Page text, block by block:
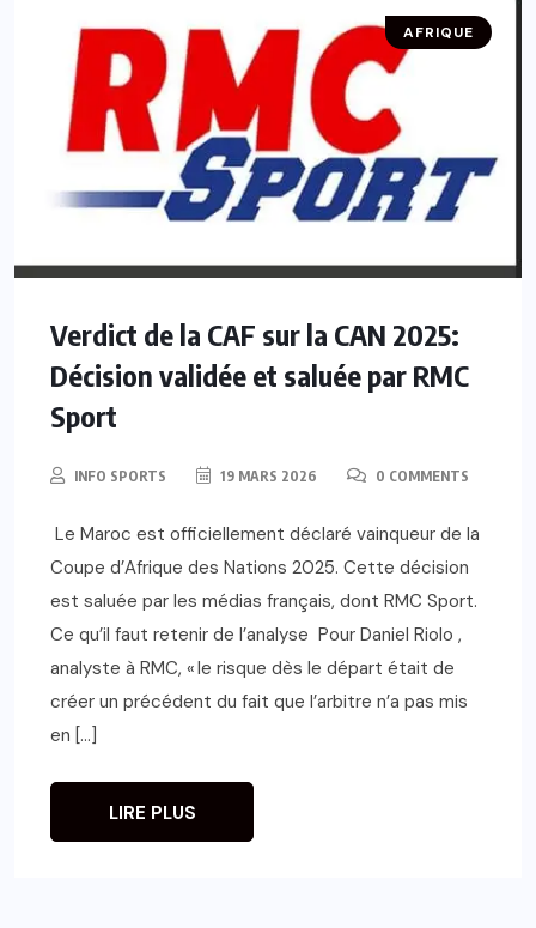
AFRIQUE
Verdict de la CAF sur la CAN 2025:
Décision validée et saluée par RMC
Sport
INFO SPORTS 19 MARS 2026 0 COMMENTS
Le Maroc est officiellement déclaré vainqueur de la
Coupe d’Afrique des Nations 2025. Cette décision
est saluée par les médias français, dont RMC Sport.
Ce qu’il faut retenir de l’analyse Pour Daniel Riolo ,
analyste à RMC, « le risque dès le départ était de
créer un précédent du fait que l’arbitre n’a pas mis
en […]
LIRE PLUS